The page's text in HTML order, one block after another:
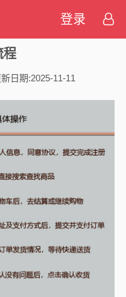
登录
程
日期:2025-11-11